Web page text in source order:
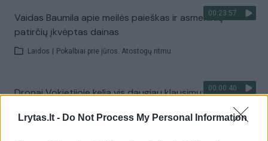
Lrytas.lt - Do Not Process My Personal Information
00:23:57
Vaidas Baumila apie meilės paieškas ir asmeninių
patirčių įkvėptas dainas
Laidos Pokalbiai prie jūros. Atostogų ritmu
00:00:40
Dronai Vokietijoje kelia vis daugiau klausimų: du